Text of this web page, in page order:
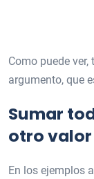
Como puede
argumento, que
Sumar
otro
En los ejemplos